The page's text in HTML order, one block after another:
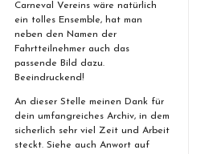
Carneval Vereins wäre natürlich
ein tolles Ensemble, hat man
neben den Namen der
Fahrtteilnehmer auch das
passende Bild dazu.
Beeindruckend!
An dieser Stelle meinen Dank für
dein umfangreiches Archiv, in dem
sicherlich sehr viel Zeit und Arbeit
steckt. Siehe auch Anwort auf